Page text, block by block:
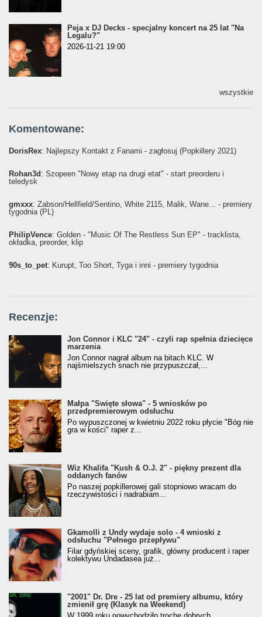
Peja x DJ Decks - specjalny koncert na 25 lat "Na
Legalu?"
2026-11-21 19:00
wszystkie
Komentowane:
DorisRex: Najlepszy Kontakt z Fanami - zagłosuj (Popkillery 2021)
Rohan3d : Szopeen "Nowy etap na drugi etat" - start preorderu i
teledysk
gmxxx: Żabson/Hellfield/Sentino, White 2115, Malik, Wane... - premiery
tygodnia (PL)
PhilipVence: Golden - "Music Of The Restless Sun EP" - tracklista,
okładka, preorder, klip
90s_to_pet: Kurupt, Too Short, Tyga i inni - premiery tygodnia
Recenzje:
Jon Connor i KLC "24" - czyli rap spełnia dziecięce
marzenia
Jon Connor nagrał album na bitach KLC. W
najśmielszych snach nie przypuszczał,...
Małpa "Święte słowa" - 5 wniosków po
przedpremierowym odsłuchu
Po wypuszczonej w kwietniu 2022 roku płycie "Bóg nie
gra w kości" raper z...
Wiz Khalifa "Kush & O.J. 2" - piękny prezent dla
oddanych fanów
Po naszej popkillerowej gali stopniowo wracam do
rzeczywistości i nadrabiam...
Gkamolli z Undy wydaje solo - 4 wnioski z
odsłuchu "Pełnego przepływu"
Filar gdyńskiej sceny, grafik, główny producent i raper
kolektywu Undadasea już...
"2001" Dr. Dre - 25 lat od premiery albumu, który
zmienił grę (Klasyk na Weekend)